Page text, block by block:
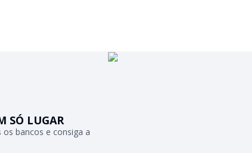
SÓ LUGAR
bancos e consiga a